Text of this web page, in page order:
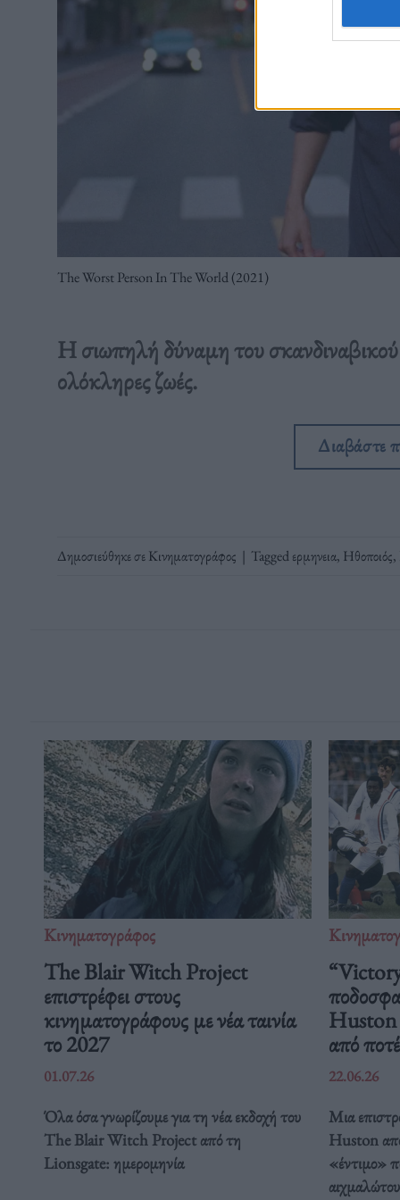
The Worst Person In The World (2021)
Η σιωπηλή δύναμη του
ολόκληρες ζωές.
Διαβάστε
Δημοσιεύθηκε σεΚινηματογράφος | Taggedερμηνεια, Ηθοποιός,
Κινηματογράφος
The Blair Witch Project
επιστρέφει στους
κινηματογράφους με νέα ταινία
το 2027
01.07.26
Όλα όσα γνωρίζουμε για τη νέα εκδοχή του
The Blair Witch Project από τη
Lionsgate: ημερομηνία
Huston
από ποτέ
22.06.26
Μια
Huston
«έντιμο»